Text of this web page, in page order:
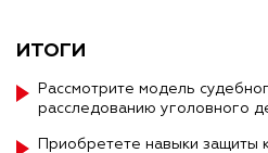
ИТОГИ
Рассмотрите модель
расследованию уголовного
Приобретете навыки защиты